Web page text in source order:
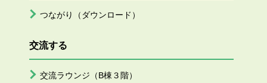
つながり（ダウンロード）
交流する
交流ラウンジ（B棟３階）